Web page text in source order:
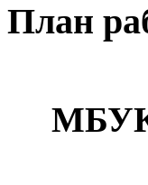
План
МБУК